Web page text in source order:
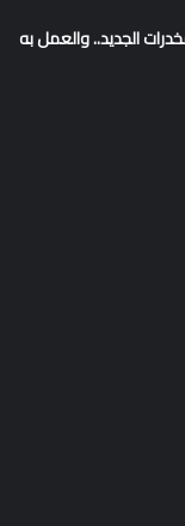
الجديد.. والعمل به